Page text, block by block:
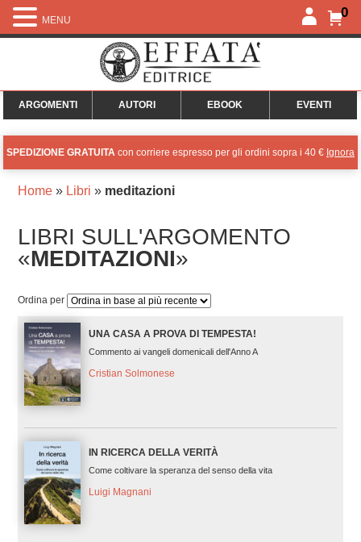
0
ARGOMENTI AUTORI EBOOK EVENTI
SPEDIZIONE GRATUITA con corriere espresso per gli ordini sopra i 40 € Ignora
Home» Libri » meditazioni
LIBRI SULL'ARGOMENTO
«MEDITAZIONI»
Ordina per
UNA CASA A PROVA DI TEMPESTA!
Commento ai vangeli domenicali dell'Anno A
Cristian Solmonese
IN RICERCA DELLA VERITÀ
Come coltivare la speranza del senso della vita
Luigi Magnani
MENU